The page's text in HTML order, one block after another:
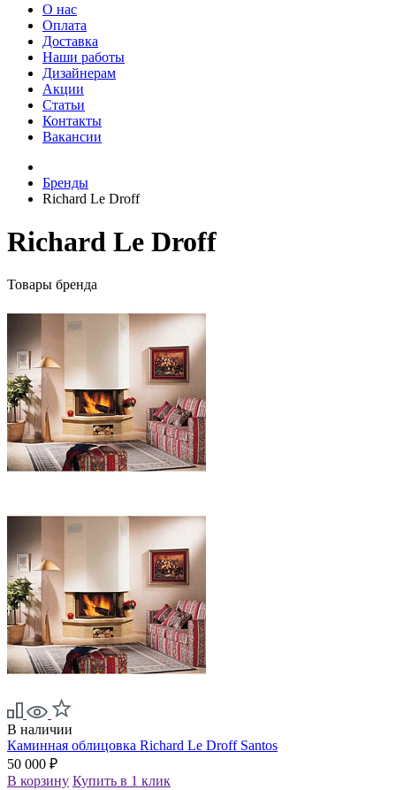
О нас
Оплата
Доставка
Наши работы
Дизайнерам
Акции
Статьи
Контакты
Вакансии
Бренды
Richard Le Droff
Richard Le Droff
Товары бренда
В наличии
Каминная облицовка Richard Le Droff Santos
50 000 ₽
В корзину Купить в 1 клик